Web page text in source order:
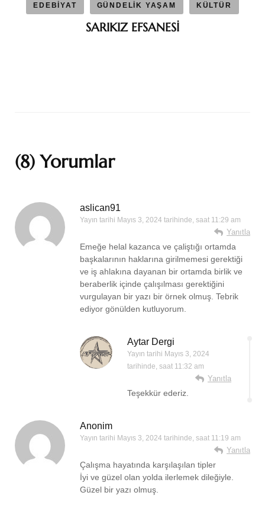
EDEBİYAT GÜNDELİK YAŞAM KÜLTÜR
SARIKIZ EFSANESİ
(8) Yorumlar
aslican91
Yayın tarihi Mayıs 3, 2024 tarihinde, saat 11:29 am
Yanıtla
Emeğe helal kazanca ve çaliştığı ortamda
başkalarının haklarına girilmemesi gerektiği
ve iş ahlakına dayanan bir ortamda birlik ve
beraberlik içinde çalışılması gerektiğini
vurgulayan bir yazı bir örnek olmuş. Tebrik
ediyor gönülden kutluyorum.
Aytar Dergi
Yayın tarihi Mayıs 3, 2024
tarihinde, saat 11:32 am
Yanıtla
Teşekkür ederiz.
Anonim
Yayın tarihi Mayıs 3, 2024 tarihinde, saat 11:19 am
Yanıtla
Çalışma hayatında karşılaşılan tipler
İyi ve güzel olan yolda ilerlemek dileğiyle.
Güzel bir yazı olmuş.